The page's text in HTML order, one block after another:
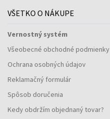
VŠETKO O NÁKUPE
Vernostný systém
Všeobecné obchodné podmienky
Ochrana osobných údajov
Reklamačný formulár
Spôsob doručenia
Kedy obdržím objednaný tovar?